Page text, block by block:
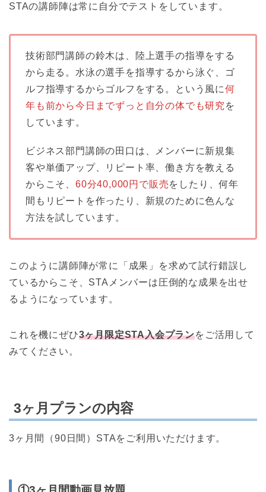
STAの講師陣は常に自分でテストをしています。
技術部門講師の鈴木は、陸上選手の指導をする
から走る。水泳の選手を指導するから泳ぐ、ゴ
ルフ指導するからゴルフをする。という風に何
年も前から今日までずっと自分の体でも研究 を
しています。
ビジネス部門講師の田口は、メンバーに新規集
客や単価アップ、リピート率、働き方を教える
からこそ、 60分40,000円で販売をしたり、何年
間もリピートを作ったり、新規のために色んな
方法を試しています。
このように講師陣が常に「成果」を求めて試行錯誤し
ているからこそ、STAメンバーは圧倒的な成果を出せ
るようになっています。
これを機にぜひ3ヶ月限定STA入会プランをご活用して
みてください。
3ヶ月プランの内容
3ヶ月間（90日間）STAをご利用いただけます。